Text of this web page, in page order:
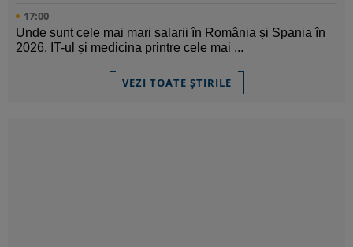
17:00
Unde sunt cele mai mari salarii în România și Spania în
2026. IT-ul și medicina printre cele mai ...
VEZI TOATE ȘTIRILE